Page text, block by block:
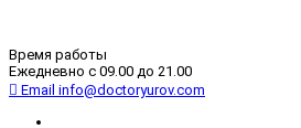
Время работы
Ежедневно с 09.00 до 21.00
Email info@doctoryurov.com